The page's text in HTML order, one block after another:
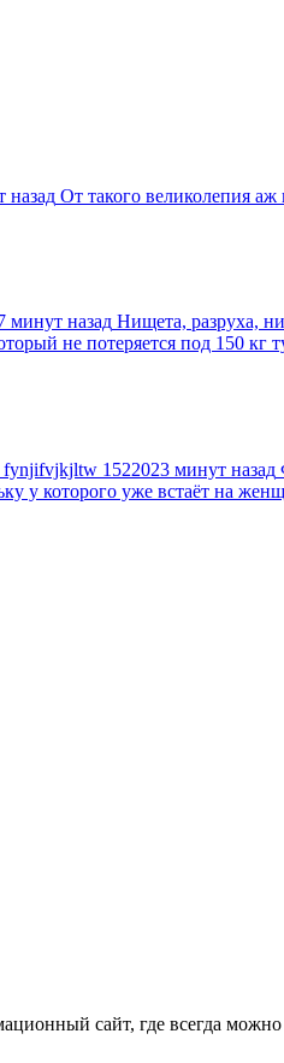
назад От такого великолепия аж
минут назад Нищета, разруха,
не потеряется под 150 кг
fynjifvjkjltw 1522023 минут назад
у которого уже встаёт на
сайт, где всегда